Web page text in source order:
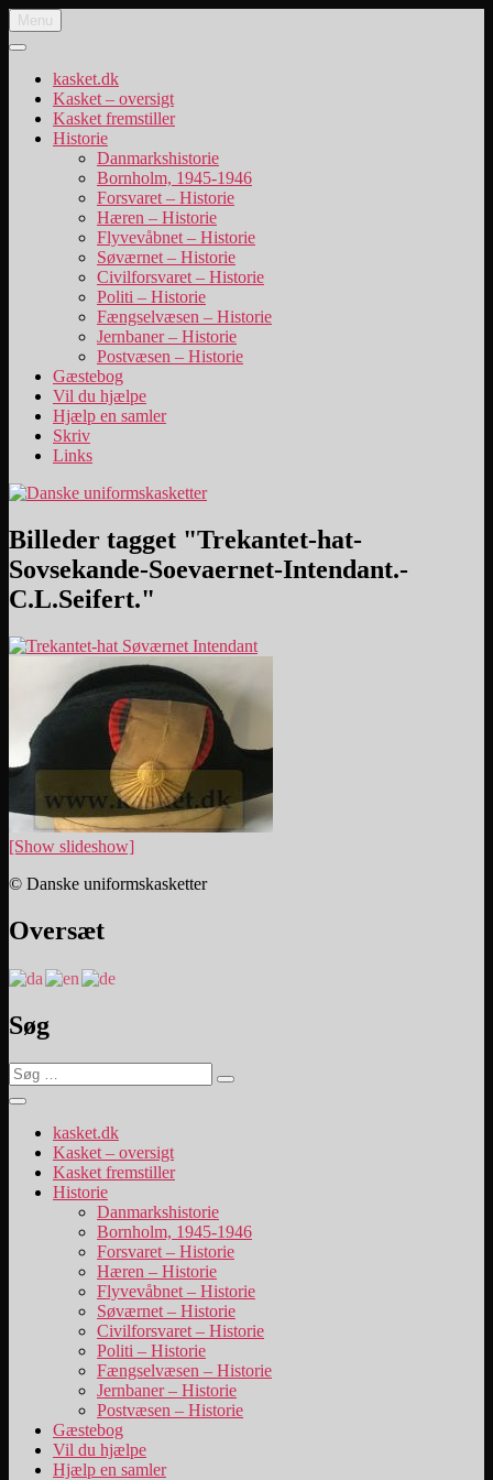
Videre
til
indhold
Danske uniformskasketter
uniformskasketter og lidt historie
Menu
kasket.dk
Kasket – oversigt
Kasket fremstiller
Historie
Danmarkshistorie
Bornholm, 1945-1946
Forsvaret – Historie
Hæren – Historie
Flyvevåbnet – Historie
Søværnet – Historie
Civilforsvaret – Historie
Politi – Historie
Fængselvæsen – Historie
Jernbaner – Historie
Postvæsen – Historie
Gæstebog
Vil du hjælpe
Hjælp en samler
Skriv
Links
Billeder tagget "Trekantet-hat-
Sovsekande-Soevaernet-Intendant.-
C.L.Seifert."
[Show slideshow]
© Danske uniformskasketter
Oversæt
Søg
Søg
efter:
Søg
kasket.dk
Kasket – oversigt
Kasket fremstiller
Historie
Danmarkshistorie
Bornholm, 1945-1946
Forsvaret – Historie
Hæren – Historie
Flyvevåbnet – Historie
Søværnet – Historie
Civilforsvaret – Historie
Politi – Historie
Fængselvæsen – Historie
Jernbaner – Historie
Postvæsen – Historie
Gæstebog
Vil du hjælpe
Hjælp en samler